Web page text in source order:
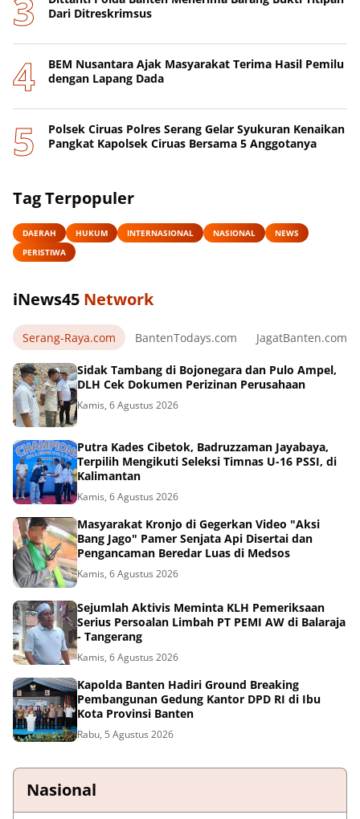
Dari Ditreskrimsus
BEM Nusantara Ajak Masyarakat Terima Hasil Pemilu
dengan Lapang Dada
Polsek Ciruas Polres Serang Gelar Syukuran Kenaikan
Pangkat Kapolsek Ciruas Bersama 5 Anggotanya
Tag Terpopuler
DAERAH HUKUM INTERNASIONAL NASIONAL
NEWS
PERISTIWA
iNews45 Network
Serang-Raya.com BantenTodays.com JagatBanten.com
Sidak Tambang di Bojonegara dan Pulo Ampel,
DLH Cek Dokumen Perizinan Perusahaan
Kamis, 6 Agustus 2026
Putra Kades Cibetok, Badruzzaman Jayabaya,
Terpilih Mengikuti Seleksi Timnas U-16 PSSI, di
Kalimantan
Kamis, 6 Agustus 2026
Masyarakat Kronjo di Gegerkan Video "Aksi
Bang Jago" Pamer Senjata Api Disertai dan
Pengancaman Beredar Luas di Medsos
Kamis, 6 Agustus 2026
Sejumlah Aktivis Meminta KLH Pemeriksaan
Serius Persoalan Limbah PT PEMI AW di Balaraja
- Tangerang
Kamis, 6 Agustus 2026
Kapolda Banten Hadiri Ground Breaking
Pembangunan Gedung Kantor DPD RI di Ibu
Kota Provinsi Banten
Rabu, 5 Agustus 2026
Nasional